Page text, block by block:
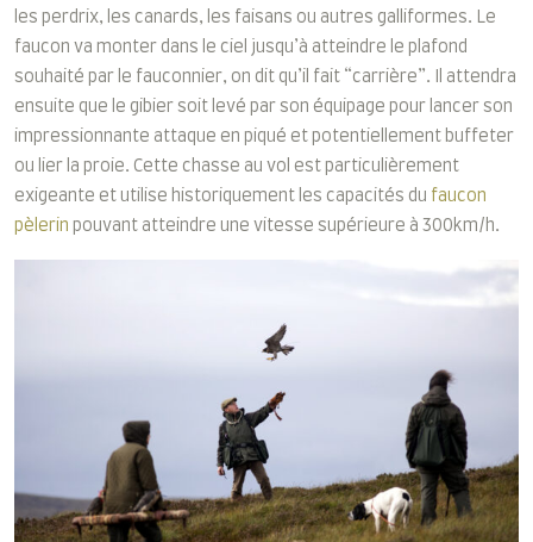
les perdrix, les canards, les faisans ou autres galliformes. Le
faucon va monter dans le ciel jusqu’à atteindre le plafond
souhaité par le fauconnier, on dit qu’il fait “carrière”. Il attendra
ensuite que le gibier soit levé par son équipage pour lancer son
impressionnante attaque en piqué et potentiellement buffeter
ou lier la proie. Cette chasse au vol est particulièrement
exigeante et utilise historiquement les capacités du faucon
pèlerin pouvant atteindre une vitesse supérieure à 300km/h.